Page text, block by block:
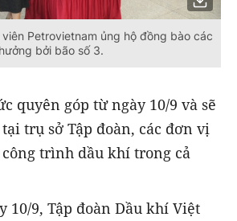
Petrovietnam ủng hộ đồng bào các
bởi bão số 3.
quyên góp từ ngày 10/9 và sẽ
trụ sở Tập đoàn, các đơn vị
trình dầu khí trong cả
10/9, Tập đoàn Dầu khí Việt